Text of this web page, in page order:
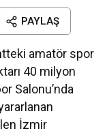
PAYLAŞ
amatör spor
40 milyon
Salonu’nda
İzmir